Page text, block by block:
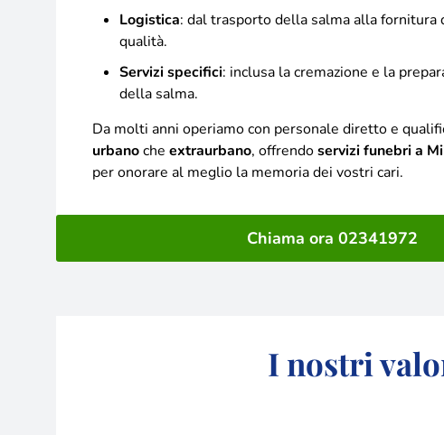
Logistica: dal trasporto della salma alla fornitura
qualità.
Servizi specifici: inclusa la cremazione e la
della salma.
Da molti anni operiamo con personale diretto e
urbanoche extraurbano, offrendoservizi funebri a
per onorare al meglio la memoria dei vostri cari.
Chiama ora 02341972
I nostri